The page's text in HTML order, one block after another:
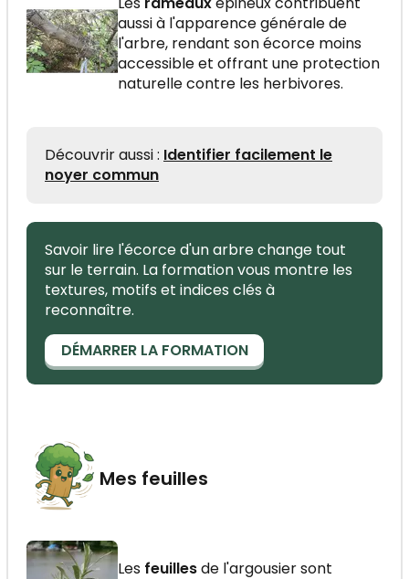
aussi à l'apparence générale de
l'arbre, rendant son écorce moins
accessible et offrant une protection
naturelle contre les herbivores.
Découvrir aussi : Identifier facilement le
noyer commun
Savoir lire l'écorce d'un arbre change tout
sur le terrain. La formation vous montre les
textures, motifs et indices clés à
reconnaître.
DÉMARRER LA FORMATION
Mes feuilles
Les feuillesde l'argousier sont